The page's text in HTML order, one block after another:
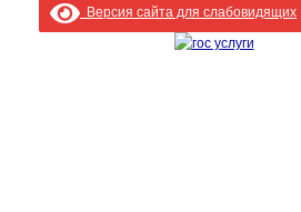
Версия сайта для слабовидящих